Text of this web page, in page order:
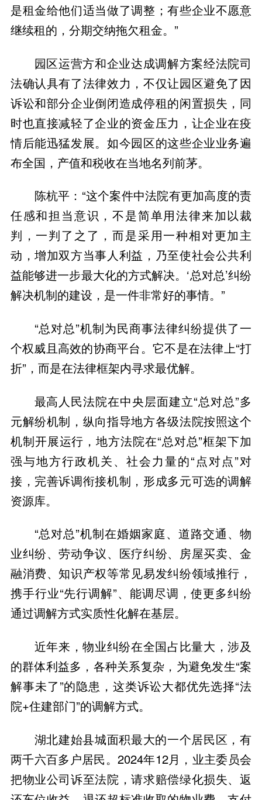
是租金给他们适当做了调整；有些企业不愿意
继续租的，分期交纳拖欠租金。”
园区运营方和企业达成调解方案经法院司
法确认具有了法律效力，不仅让园区避免了因
诉讼和部分企业倒闭造成停租的闲置损失，同
时也直接减轻了企业的资金压力，让企业在疫
情后能迅猛发展。如今园区的这些企业业务遍
布全国，产值和税收在当地名列前茅。
陈杭平：“这个案件中法院有更加高度的责
任感和担当意识，不是简单用法律来加以裁
判，一判了之了，而是采用一种相对更加主
动，增加双方当事人利益，乃至使社会公共利
益能够进一步最大化的方式解决。‘总对总’纠纷
解决机制的建设，是一件非常好的事情。”
“总对总”机制为民商事法律纠纷提供了一
个权威且高效的协商平台。它不是在法律上“打
折”，而是在法律框架内寻求最优解。
最高人民法院在中央层面建立“总对总”多
元解纷机制，纵向指导地方各级法院按照这个
机制开展运行，地方法院在“总对总”框架下加
强与地方行政机关、社会力量的“点对点”对
接，完善诉调衔接机制，形成多元可选的调解
资源库。
“总对总”机制在婚姻家庭、道路交通、物
业纠纷、劳动争议、医疗纠纷、房屋买卖、金
融消费、知识产权等常见易发纠纷领域推行，
携手行业“先行调解”、能调尽调，使更多纠纷
通过调解方式实质性化解在基层。
近年来，物业纠纷在全国占比量大，涉及
的群体利益多，各种关系复杂，为避免发生“案
解事未了”的隐患，这类诉讼大都优先选择“法
院+住建部门”的调解方式。
湖北建始县城面积最大的一个居民区，有
两千六百多户居民。2024年12月，业主委员会
把物业公司诉至法院，请求赔偿绿化损失、返